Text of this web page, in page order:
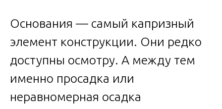
Основания — самый капризный
элемент конструкции. Они редко
доступны осмотру. А между тем
именно просадка или
неравномерная осадка